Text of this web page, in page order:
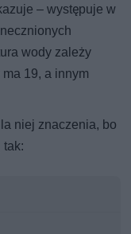
– występuje w
wody zależy
19, a innym
niej znaczenia, bo